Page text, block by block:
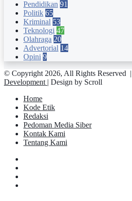
Pendidikan 91
Politik 65
Kriminal 53
Teknologi 47
Olahraga 20
Advertorial 14
Opini 9
© Copyright 2026, All Rights Reserved |
Development | Design by Scroll
Home
Kode Etik
Redaksi
Pedoman Media Siber
Kontak Kami
Tentang Kami